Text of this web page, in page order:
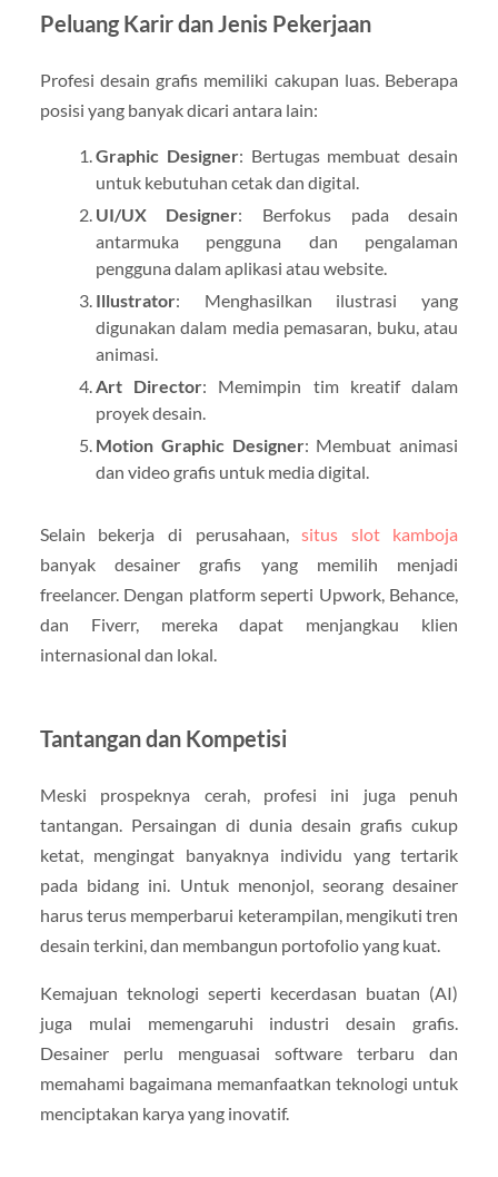
Peluang Karir dan Jenis Pekerjaan
Profesi desain grafis memiliki cakupan luas. Beberapa
posisi yang banyak dicari antara lain:
Graphic Designer: Bertugas membuat desain
untuk kebutuhan cetak dan digital.
UI/UX Designer: Berfokus pada desain
antarmuka pengguna dan pengalaman
pengguna dalam aplikasi atau website.
Illustrator: Menghasilkan ilustrasi yang
digunakan dalam media pemasaran, buku, atau
animasi.
Art Director: Memimpin tim kreatif dalam
proyek desain.
Motion Graphic Designer: Membuat animasi
dan video grafis untuk media digital.
Selain bekerja di perusahaan,situs slot kamboja
banyak desainer grafis yang memilih menjadi
freelancer. Dengan platform seperti Upwork, Behance,
dan Fiverr, mereka dapat menjangkau klien
internasional dan lokal.
Tantangan dan Kompetisi
Meski prospeknya cerah, profesi ini juga penuh
tantangan. Persaingan di dunia desain grafis cukup
ketat, mengingat banyaknya individu yang tertarik
pada bidang ini. Untuk menonjol, seorang desainer
harus terus memperbarui keterampilan, mengikuti tren
desain terkini, dan membangun portofolio yang kuat.
Kemajuan teknologi seperti kecerdasan buatan (AI)
juga mulai memengaruhi industri desain grafis.
Desainer perlu menguasai software terbaru dan
memahami bagaimana memanfaatkan teknologi untuk
menciptakan karya yang inovatif.